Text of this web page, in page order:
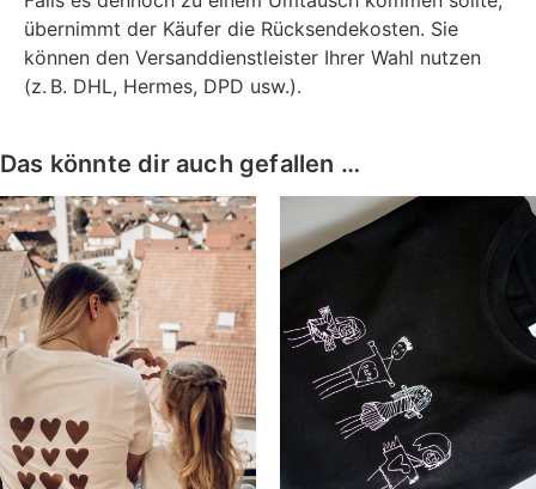
übernimmt der Käufer die Rücksendekosten. Sie
können den Versanddienstleister Ihrer Wahl nutzen
(z. B. DHL, Hermes, DPD usw.).
Das könnte dir auch gefallen …